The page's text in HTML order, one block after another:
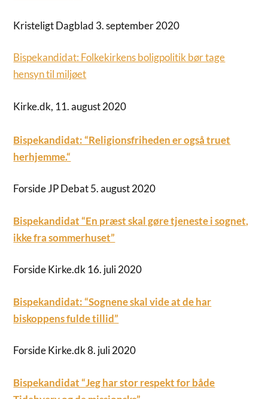
Kristeligt Dagblad 3. september 2020
Bispekandidat: Folkekirkens boligpolitik bør tage
hensyn til miljøet
Kirke.dk, 11. august 2020
Bispekandidat: “Religionsfriheden er også truet
herhjemme.“
Forside JP Debat 5. august 2020
Bispekandidat “En præst skal gøre tjeneste i sognet,
ikke fra sommerhuset”
Forside Kirke.dk 16. juli 2020
Bispekandidat: “Sognene skal vide at de har
biskoppens fulde tillid”
Forside Kirke.dk 8. juli 2020
Bispekandidat “Jeg har stor respekt for både